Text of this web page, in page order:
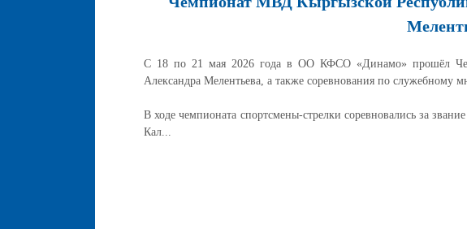
С 18 по 21 мая 2026 года в ОО КФСО «Динамо» прошёл
Александра Мелентьева, а также соревнования по служебному
В ходе чемпионата спортсмены-стрелки соревновались за
Кал...